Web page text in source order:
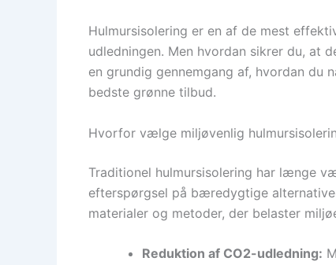
Hulmursisolering er en af de mest
udledningen. Men hvordan sikrer du, at
en grundig gennemgang af, hvordan
bedste grønne tilbud.
Hvorfor vælge miljøvenlig
Traditionel hulmursisolering har længe
efterspørgsel på bæredygtige
materialer og metoder, der belaster
Reduktion af CO2-udledning: